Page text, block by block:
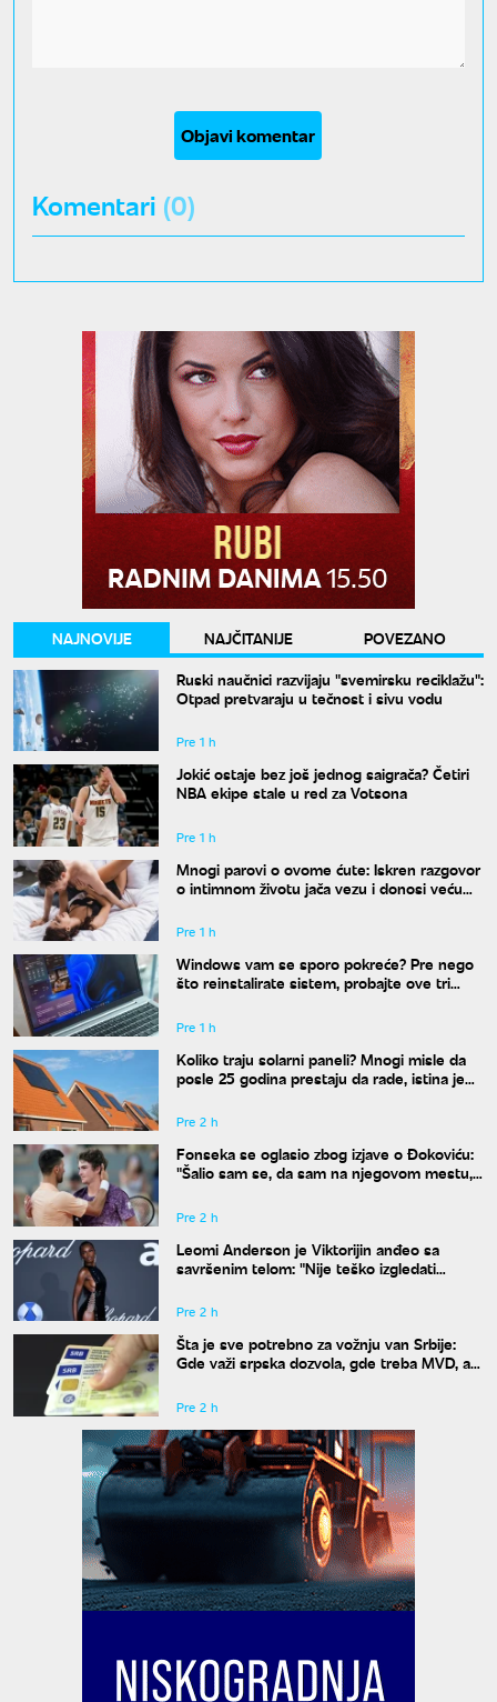
Objavi komentar
Komentari (0)
NAJNOVIJE NAJČITANIJE
POVEZANO
Ruski naučnici razvijaju "svemirsku reciklažu":
Otpad pretvaraju u tečnost i sivu vodu
Pre 1 h
Jokić ostaje bez još jednog saigrača? Četiri
NBA ekipe stale u red za Votsona
Pre 1 h
Mnogi parovi o ovome ćute: Iskren razgovor
o intimnom životu jača vezu i donosi veću
Pre 1 h
Windows vam se sporo pokreće? Pre nego
što reinstalirate sistem, probajte ove tri
Pre 1 h
Koliko traju solarni paneli? Mnogi misle da
posle 25 godina prestaju da rade, istina je
Pre 2 h
Fonseka se oglasio zbog izjave o Đokoviću:
"Šalio sam se, da sam na njegovom mestu,
Pre 2 h
Leomi Anderson je Viktorijin anđeo sa
savršenim telom: "Nije teško izgledati
Pre 2 h
Šta je sve potrebno za vožnju van Srbije:
Gde važi srpska dozvola, gde treba MVD, a
Pre 2 h